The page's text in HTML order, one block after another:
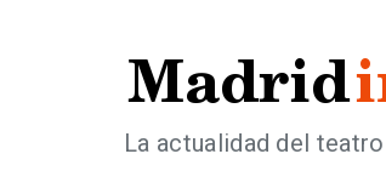
La actualidad del